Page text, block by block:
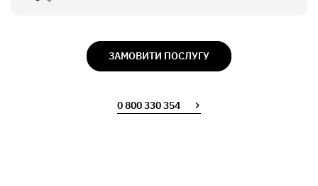
ЗАМОВИТИ ПОСЛУГУ
0 800 330 354